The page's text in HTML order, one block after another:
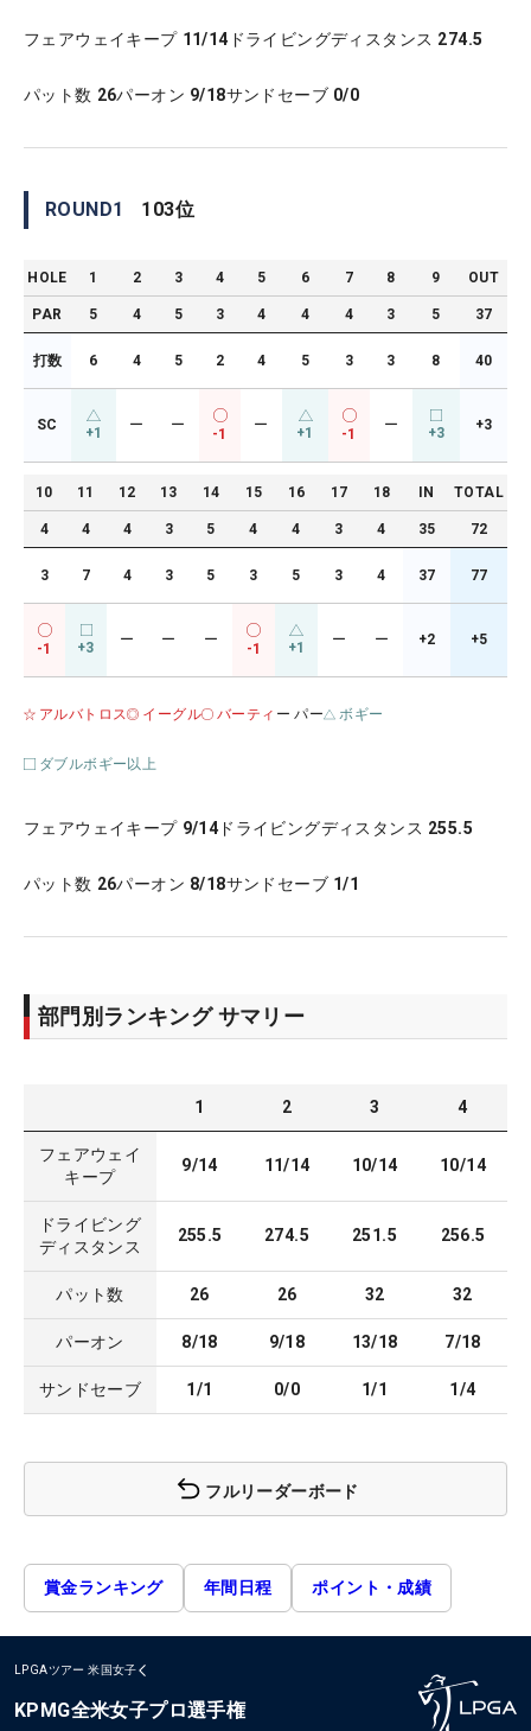
フェアウェイキープ 11/14 ドライビングディスタンス 274.5
パット数 26パーオン 9/18サンドセーブ 0/0
ROUND1 103位
HOLE 1 2 3 4 5 6 7 8 9 OUT
PAR 5 4 5 3 4 4 4 3 5 37
打数 6 4 5 2 4 5 3 3 8 40
SC +1 ー ー
-1
ー +1 -1
ー +3 +3
10 11 12 13 14 15 16 17 18 IN TOTAL
4 4 4 3 5 4 4 3 4 35 72
3 7 4 3 5 3 5 3 4 37 77
-1 +3 ー ー ー
-1 +1 ー ー +2 +5
アルバトロス イーグル バーティ ー パー ボギー
ダブルボギー以上
フェアウェイキープ 9/14 ドライビングディスタンス 255.5
パット数 26パーオン 8/18サンドセーブ 1/1
部門別ランキング サマリー
1 2 3 4
フェアウェイ
キープ
9/14 11/14 10/14 10/14
ドライビング
ディスタンス
255.5 274.5 251.5 256.5
パット数 26 26 32 32
パーオン 8/18 9/18 13/18 7/18
サンドセーブ 1/1 0/0 1/1 1/4
フルリーダーボード
賞金ランキング 年間日程 ポイント・成績
LPGAツアー 米国女子
KPMG全米女子プロ選手権